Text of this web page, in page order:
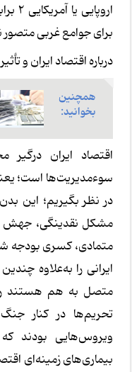
برای جوامع غربی متصور
درباره اقتصاد ایران و
همچنین
بخوانید:
اقتصاد ایران
سوءمدیریت‌ها است؛
در نظر بگیریم؛ این
متمادی، کسری بودجه
ایرانی را به‌علاوه
متصل به هم هستند را
ویروس‌هایی بودند
بیماری‌های زمینه‌ای